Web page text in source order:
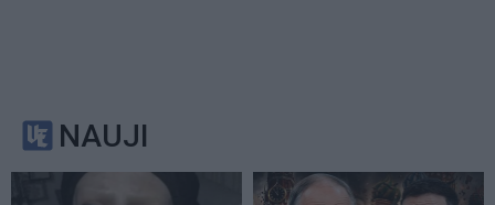
NAUJI